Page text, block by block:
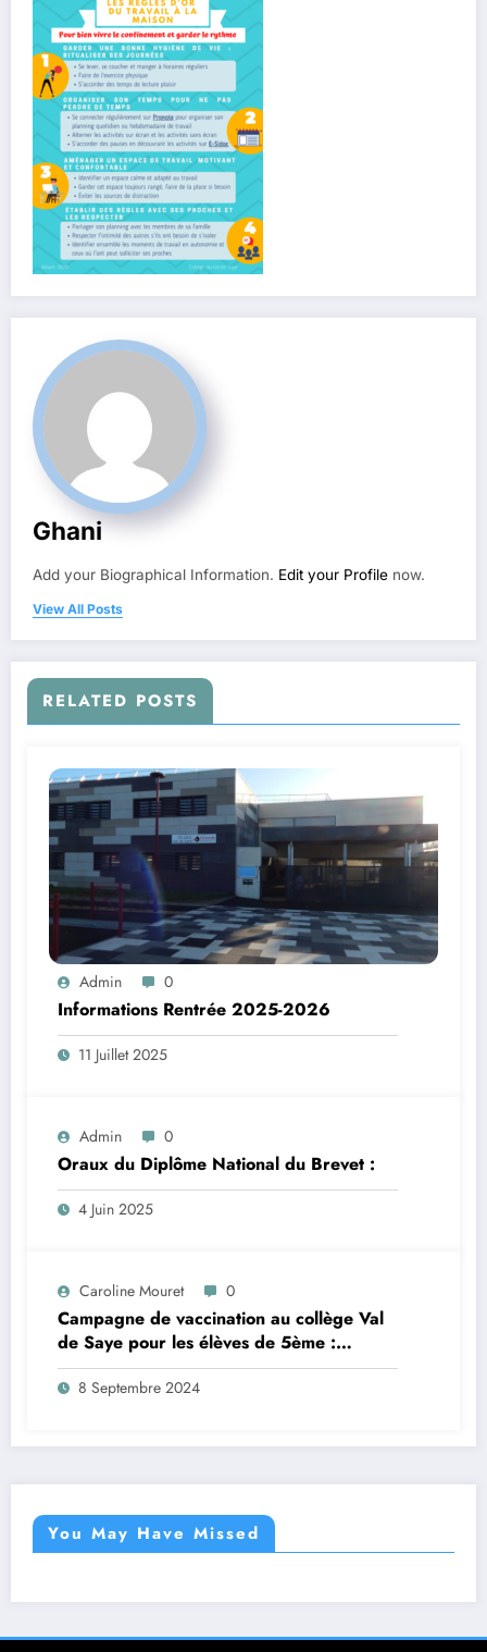
Ghani
Add your Biographical Information. Edit your Profile now.
View All Posts
RELATED POSTS
Admin 0
Informations Rentrée 2025-2026
11 Juillet 2025
Admin 0
Oraux du Diplôme National du Brevet :
4 Juin 2025
Caroline Mouret 0
Campagne de vaccination au collège Val
de Saye pour les élèves de 5ème :
inscription en ligne avant le 28 septembre
2024
8 Septembre 2024
You May Have Missed